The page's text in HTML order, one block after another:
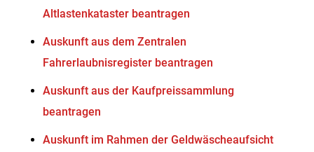
Altlastenkataster beantragen
Auskunft aus dem Zentralen
Fahrerlaubnisregister beantragen
Auskunft aus der Kaufpreissammlung
beantragen
Auskunft im Rahmen der Geldwäscheaufsicht